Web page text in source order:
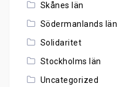
Skånes län
Södermanlands län
Solidaritet
Stockholms län
Uncategorized